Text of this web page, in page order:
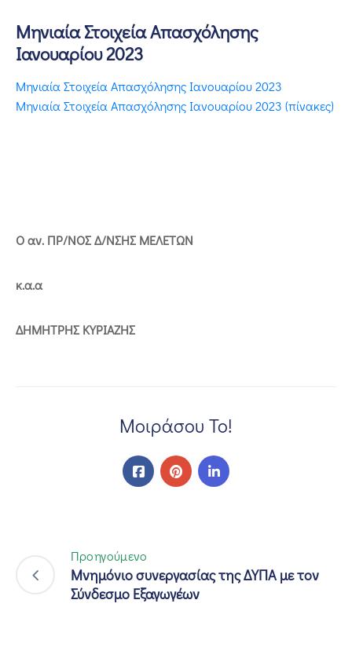
Μηνιαία Στοιχεία Απασχόλησης
Ιανουαρίου 2023
Μηνιαία Στοιχεία Απασχόλησης Ιανουαρίου 2023
Μηνιαία Στοιχεία Απασχόλησης Ιανουαρίου 2023 (πίνακες)
Ο αν. ΠΡ/ΝΟΣ Δ/ΝΣΗΣ ΜΕΛΕΤΩΝ
κ.α.α
ΔΗΜΗΤΡΗΣ ΚΥΡΙΑΖΗΣ
Μοιράσου Το!
Προηγούμενο
Μνημόνιο συνεργασίας της ΔΥΠΑ με τον
Σύνδεσμο Εξαγωγέων